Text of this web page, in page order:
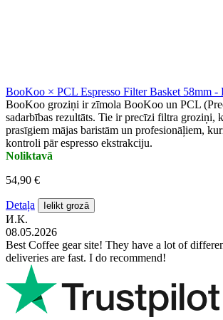
BooKoo × PCL Espresso Filter Basket 58mm -
BooKoo groziņi ir zīmola BooKoo un PCL
sadarbības rezultāts. Tie ir precīzi filtra groziņi,
prasīgiem mājas baristām un profesionāļiem,
kontroli pār espresso ekstrakciju.
Noliktavā
54,90 €
Detaļa Ielikt grozā
И.К.
08.05.2026
Best Coffee gear site! They have a lot of
deliveries are fast. I do recommend!